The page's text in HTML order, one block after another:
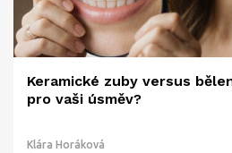
Keramické zuby versus
pro vaši úsměv?
Klára Horáková